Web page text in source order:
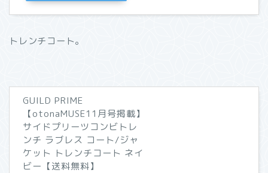
トレンチコート。
GUILD PRIME
【otonaMUSE11月号掲載】
サイドプリーツコンビトレ
ンチ ラブレス コート/ジャ
ケット トレンチコート ネイ
ビー【送料無料】